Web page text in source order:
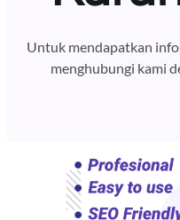
Untuk mendapatkan
menghubungi kami